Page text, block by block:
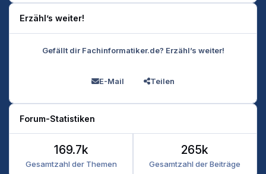
Erzähl’s weiter!
Gefällt dir Fachinformatiker.de? Erzähl’s weiter!
E-Mail Teilen
Forum-Statistiken
Gesamtzahl der Themen
169.7k
Gesamtzahl der Beiträge
265k